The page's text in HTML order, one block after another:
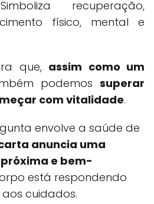
recuperação,
físico, mental e
que, assim como um
podemos superar
com vitalidade.
envolve a saúde de
anuncia uma
e bem-
está respondendo
cuidados.